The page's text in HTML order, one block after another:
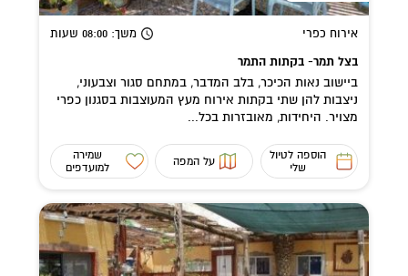
אירוח כפרי משך: 08:00 שעות
בצל תמר- בקתות התמר
ביישוב נאות הכיכר, בלב המדבר, במתחם סגור וצבעוני,
ניצבות להן שתי בקתות אירוח מעץ המעוצבות בסגנון כפרי
מצויר. היחידות, מאובזרות בכל...
הוספה לטיול
שלי
על המפה
שמירה
למועדפים